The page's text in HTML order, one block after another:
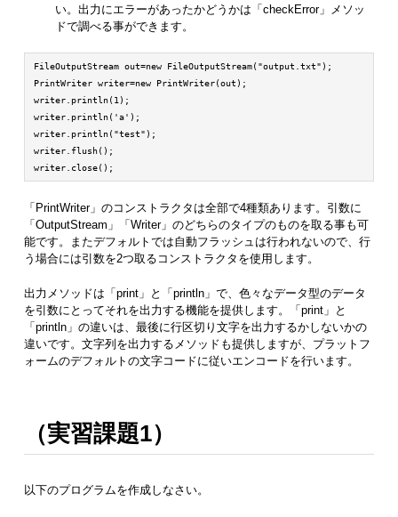
い。出力にエラーがあったかどうかは「checkError」メソッ
ドで調べる事ができます。
FileOutputStream out=new FileOutputStream("output.txt");
PrintWriter writer=new PrintWriter(out);
writer.println(1);
writer.println('a');
writer.println("test");
writer.flush();
writer.close();
「PrintWriter」のコンストラクタは全部で4種類あります。引数に
「OutputStream」「Writer」のどちらのタイプのものを取る事も可
能です。またデフォルトでは自動フラッシュは行われないので、行
う場合には引数を2つ取るコンストラクタを使用します。
出力メソッドは「print」と「println」で、色々なデータ型のデータ
を引数にとってそれを出力する機能を提供します。「print」と
「println」の違いは、最後に行区切り文字を出力するかしないかの
違いです。文字列を出力するメソッドも提供しますが、プラットフ
ォームのデフォルトの文字コードに従いエンコードを行います。
（実習課題1）
以下のプログラムを作成しなさい。